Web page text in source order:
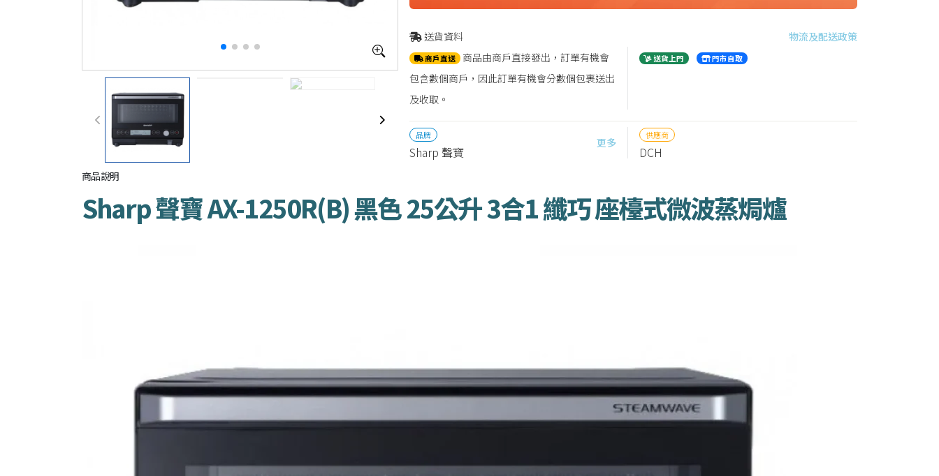
送貨資料 物流及配送政策
商戶直送 商品由商戶直接發出，訂單有機會
包含數個商戶，因此訂單有機會分數個包裹送出
及收取。
送貨上門 門市自取
品牌
Sharp 聲寶
更多
供應商
DCH
商品說明
Sharp 聲寶 AX-1250R(B) 黑色 25公升 3合1 纖巧 座檯式微波蒸焗爐